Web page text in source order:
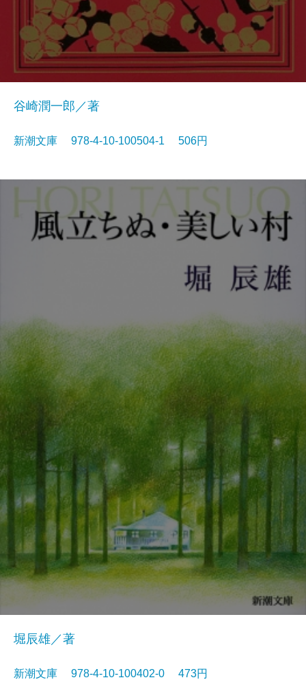
谷崎潤一郎／著
新潮文庫 978-4-10-100504-1 506円
堀辰雄／著
新潮文庫 978-4-10-100402-0 473円